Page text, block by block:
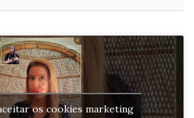
os cookies marketing